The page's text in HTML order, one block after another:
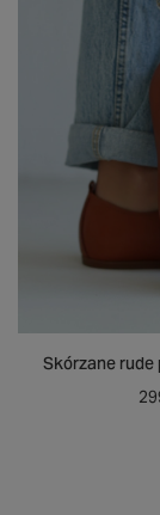
Skórzane rude